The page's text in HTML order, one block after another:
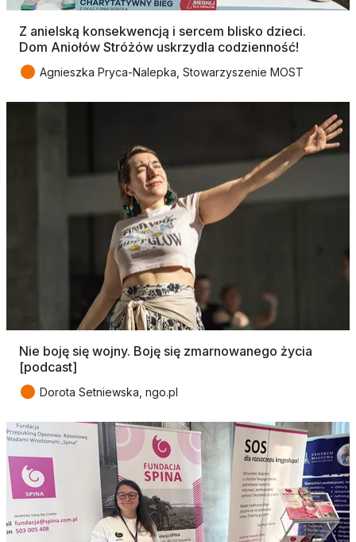
Z anielską konsekwencją i sercem blisko dzieci.
Dom Aniołów Stróżów uskrzydla codzienność!
● Agnieszka Pryca-Nalepka, Stowarzyszenie MOST
Nie boję się wojny. Boję się zmarnowanego życia
[podcast]
● Dorota Setniewska, ngo.pl